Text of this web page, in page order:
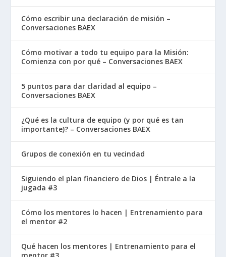
Cómo escribir una declaración de misión –
Conversaciones BAEX
Cómo motivar a todo tu equipo para la Misión:
Comienza con por qué – Conversaciones BAEX
5 puntos para dar claridad al equipo –
Conversaciones BAEX
¿Qué es la cultura de equipo (y por qué es tan
importante)? – Conversaciones BAEX
Grupos de conexión en tu vecindad
Siguiendo el plan financiero de Dios | Éntrale a la
jugada #3
Cómo los mentores lo hacen | Entrenamiento para
el mentor #2
Qué hacen los mentores | Entrenamiento para el
mentor #3